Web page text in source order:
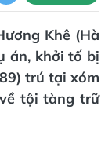
Khê (Hà
án, khởi tố bị
trú tại xóm
tội tàng trữ